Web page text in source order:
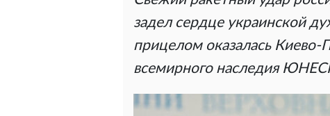
задел сердце украинской
прицелом оказалась Киево-
всемирного наследия